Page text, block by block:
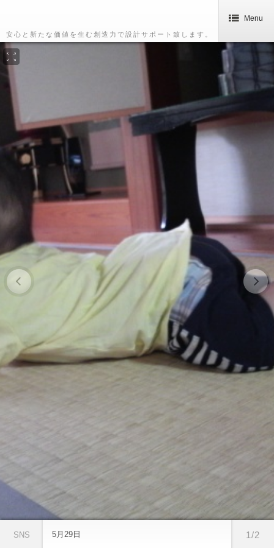
安心と新たな価値を生む創造力で設計サポート致します。
Menu
SNS 1/2
5月29日